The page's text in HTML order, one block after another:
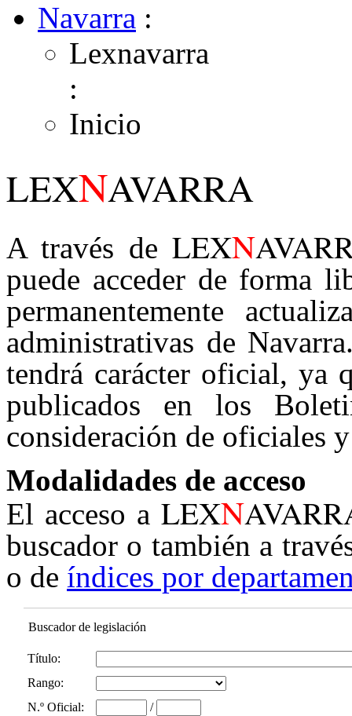
Navarra :
Lexnavarra
:
Inicio
LEXNAVARRA
A través de LEXN
puede acceder de forma
permanentemente
administrativas de
tendrá carácter oficial, ya
publicados en los
consideración de oficiales
Modalidades de acceso
El acceso aLEXN
buscador o también a
o de índices por
Buscador de legislación
Título:
Rango:
N.º Oficial:
/